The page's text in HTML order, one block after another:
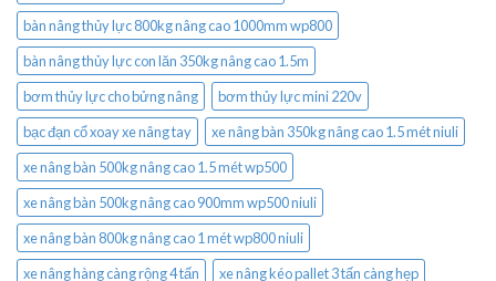
bàn nâng thủy lực 800kg nâng cao 1000mm wp800
bàn nâng thủy lực con lăn 350kg nâng cao 1.5m
bơm thủy lực cho bửng nâng
bơm thủy lực mini 220v
bạc đạn cổ xoay xe nâng tay
xe nâng bàn 350kg nâng cao 1.5 mét niuli
xe nâng bàn 500kg nâng cao 1.5 mét wp500
xe nâng bàn 500kg nâng cao 900mm wp500 niuli
xe nâng bàn 800kg nâng cao 1 mét wp800 niuli
xe nâng hàng càng rộng 4 tấn
xe nâng kéo pallet 3 tấn càng hẹp